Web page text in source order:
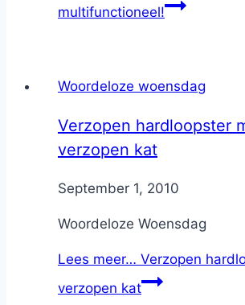
multifunctioneel!
Woordeloze woensdag
Verzopen hardloopster
verzopen kat
ByNicole
September 1, 2010
Woordeloze Woensdag
Lees meer… Verzopen
verzopen kat